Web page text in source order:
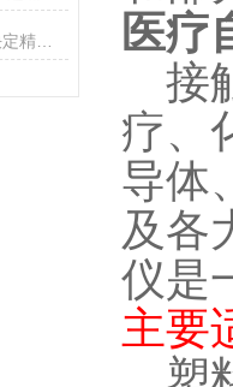
接触角测定仪“软件算法”才是决定精度的灵魂
医疗
接
疗、
导体
及各
仪是
主要